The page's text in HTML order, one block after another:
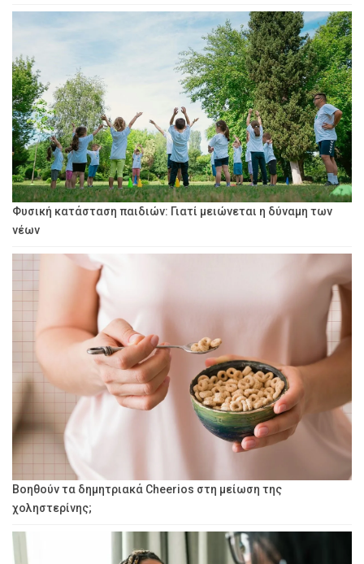
Φυσική κατάσταση παιδιών: Γιατί μειώνεται η δύναμη των
νέων
Βοηθούν τα δημητριακά Cheerios στη μείωση της
χοληστερίνης;